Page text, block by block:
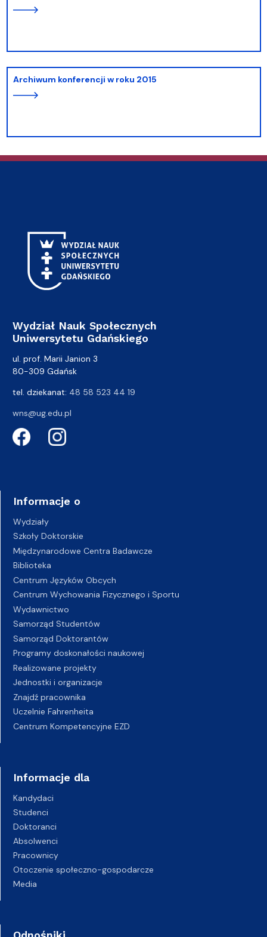
Archiwum konferencji w roku 2015
Wydział Nauk Społecznych
Uniwersytetu Gdańskiego
ul. prof. Marii Janion 3
80-309 Gdańsk
tel. dziekanat: 48 58 523 44 19
wns@ug.edu.pl
Informacje o
Wydziały
Szkoły Doktorskie
Międzynarodowe Centra Badawcze
Biblioteka
Centrum Języków Obcych
Centrum Wychowania Fizycznego i Sportu
Wydawnictwo
Samorząd Studentów
Samorząd Doktorantów
Programy doskonałości naukowej
Realizowane projekty
Jednostki i organizacje
Znajdź pracownika
Uczelnie Fahrenheita
Centrum Kompetencyjne EZD
Informacje dla
Kandydaci
Studenci
Doktoranci
Absolwenci
Pracownicy
Otoczenie społeczno-gospodarcze
Media